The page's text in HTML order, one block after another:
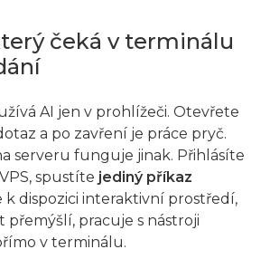
čeká v terminálu
AI jen v prohlížeči. Otevřete
a po zavření je práce pryč.
serveru funguje jinak. Přihlásíte
spustíte jediný příkaz
k dispozici interaktivní prostředí,
pracuje s nástroji
v terminálu.